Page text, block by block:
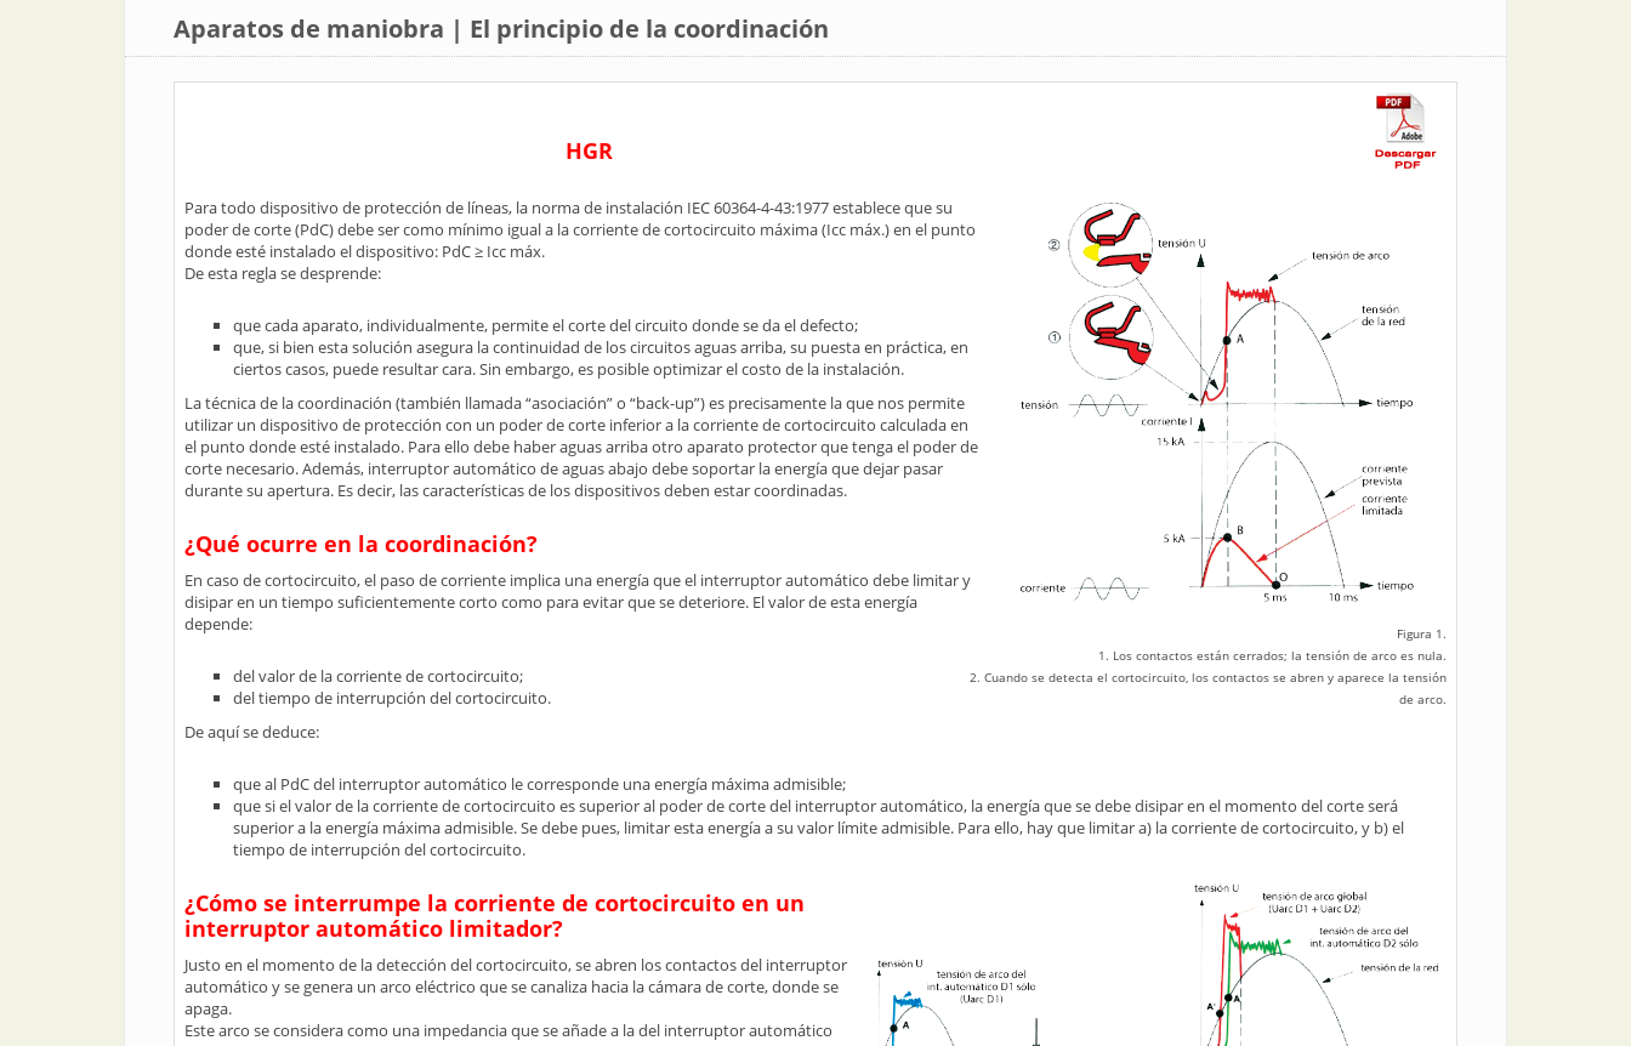
Aparatos de maniobra | El principio de la coordinación
HGR
Figura 1.
1. Los contactos están cerrados; la tensión de arco es nula.
2. Cuando se detecta el cortocircuito, los contactos se abren y aparece la tensión
de arco.
Para todo dispositivo de protección de líneas, la norma de instalación IEC 60364-4-43:1977 establece que su
poder de corte (PdC) debe ser como mínimo igual a la corriente de cortocircuito máxima (Icc máx.) en el punto
donde esté instalado el dispositivo: PdC ≥ Icc máx.
De esta regla se desprende:
que cada aparato, individualmente, permite el corte del circuito donde se da el defecto;
que, si bien esta solución asegura la continuidad de los circuitos aguas arriba, su puesta en práctica, en
ciertos casos, puede resultar cara. Sin embargo, es posible optimizar el costo de la instalación.
La técnica de la coordinación (también llamada “asociación” o “back-up”) es precisamente la que nos permite
utilizar un dispositivo de protección con un poder de corte inferior a la corriente de cortocircuito calculada en
el punto donde esté instalado. Para ello debe haber aguas arriba otro aparato protector que tenga el poder de
corte necesario. Además, interruptor automático de aguas abajo debe soportar la energía que dejar pasar
durante su apertura. Es decir, las características de los dispositivos deben estar coordinadas.
¿Qué ocurre en la coordinación?
En caso de cortocircuito, el paso de corriente implica una energía que el interruptor automático debe limitar y
disipar en un tiempo suficientemente corto como para evitar que se deteriore. El valor de esta energía
depende:
del valor de la corriente de cortocircuito;
del tiempo de interrupción del cortocircuito.
De aquí se deduce:
que al PdC del interruptor automático le corresponde una energía máxima admisible;
que si el valor de la corriente de cortocircuito es superior al poder de corte del interruptor automático, la energía que se debe disipar en el momento del corte será
superior a la energía máxima admisible. Se debe pues, limitar esta energía a su valor límite admisible. Para ello, hay que limitar a) la corriente de cortocircuito, y b) el
tiempo de interrupción del cortocircuito.
¿Cómo se interrumpe la corriente de cortocircuito en un
interruptor automático limitador?
Justo en el momento de la detección del cortocircuito, se abren los contactos del interruptor
automático y se genera un arco eléctrico que se canaliza hacia la cámara de corte, donde se
apaga.
Este arco se considera como una impedancia que se añade a la del interruptor automático